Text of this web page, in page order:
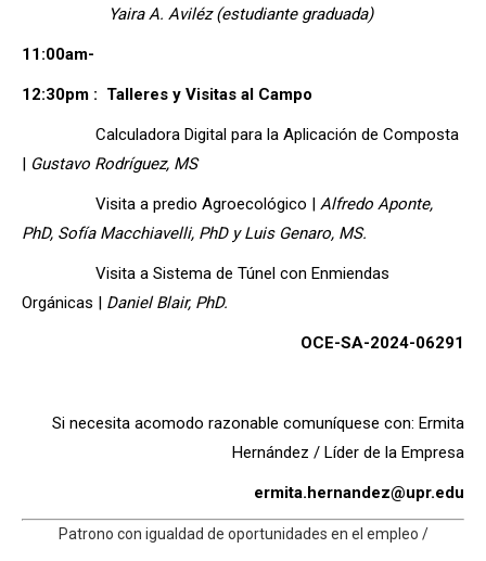
Yaira A. Aviléz (estudiante graduada)
11:00am-
12:30pm : Talleres y Visitas al Campo
Calculadora Digital para la Aplicación de Composta
| Gustavo Rodríguez, MS
Visita a predio Agroecológico | Alfredo Aponte,
PhD, Sofía Macchiavelli, PhD y Luis Genaro, MS.
Visita a Sistema de Túnel con Enmiendas
Orgánicas | Daniel Blair, PhD.
OCE-SA-2024-06291
Si necesita acomodo razonable comuníquese con: Ermita
Hernández / Líder de la Empresa
ermita.hernandez@upr.edu
Patrono con igualdad de oportunidades en el empleo /